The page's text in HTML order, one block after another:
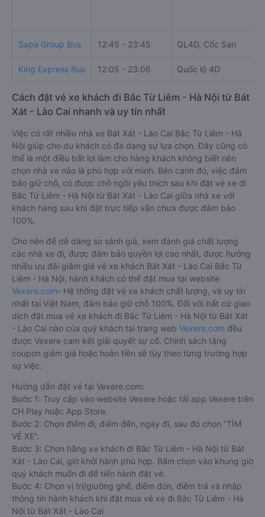
Sapa Group Bus 12:45 - 23:45 QL4D, Cốc San
King Express Bus 12:05 - 23:06 Quốc lộ 4D
Cách đặt vé xe khách đi Bắc Từ Liêm - Hà Nội từ Bát
Xát - Lào Cai nhanh và uy tín nhất
Việc có rất nhiều nhà xe Bát Xát - Lào Cai Bắc Từ Liêm - Hà
Nội giúp cho du khách có đa dạng sự lựa chọn. Đây cũng có
thể là một điều bất lợi làm cho hàng khách không biết nên
chọn nhà xe nào là phù hợp với mình. Bên cạnh đó, việc đảm
bảo giữ chỗ, có được chỗ ngồi yêu thích sau khi đặt vé xe đi
Bắc Từ Liêm - Hà Nội từ Bát Xát - Lào Cai giữa nhà xe với
khách hàng sau khi đặt trực tiếp vẫn chưa được đảm bảo
100%.
Cho nên để dễ dàng so sánh giá, xem đánh giá chất lượng
các nhà xe đi, được đảm bảo quyền lợi cao nhất, được hưởng
nhiều ưu đãi giảm giá vé xe khách Bát Xát - Lào Cai Bắc Từ
Liêm - Hà Nội, hành khách có thể đặt mua tại website
Vexere.com- Hệ thống đặt vé xe khách chất lượng, và uy tín
nhất tại Việt Nam, đảm bảo giữ chỗ 100%. Đối với bất cứ giao
dịch đặt mua vé xe khách đi Bắc Từ Liêm - Hà Nội từ Bát Xát
- Lào Cai nào của quý khách tại trang web Vexere.com đều
được Vexere cam kết giải quyết sự cố. Chính sách tặng
coupon giảm giá hoặc hoàn tiền sẽ tùy theo từng trường hợp
sự việc.
Hướng dẫn đặt vé tại Vexere.com:
Bước 1: Truy cập vào website Vexere hoặc tải app Vexere trên
CH Play hoặc App Store.
Bước 2: Chọn điểm đi, điểm đến, ngày đi, sau đó chọn “TÌM
VÉ XE”.
Bước 3: Chọn hãng xe khách đi Bắc Từ Liêm - Hà Nội từ Bát
Xát - Lào Cai, giờ khởi hành phù hợp. Bấm chọn vào khung giờ
quý khách muốn đi để tiến hành đặt vé.
Bước 4: Chọn vị trí/giường ghế, điểm đón, điểm trả và nhập
thông tin hành khách khi đặt mua vé xe đi Bắc Từ Liêm - Hà
Nội từ Bát Xát - Lào Cai